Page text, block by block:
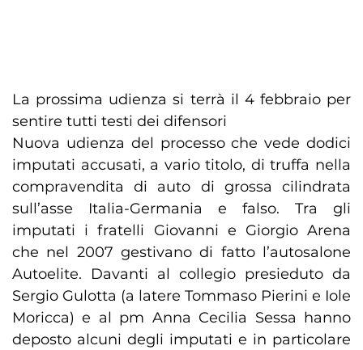
La prossima udienza si terrà il 4 febbraio per
sentire tutti testi dei difensori
Nuova udienza del processo che vede dodici
imputati accusati, a vario titolo, di truffa nella
compravendita di auto di grossa cilindrata
sull’asse Italia-Germania e falso. Tra gli
imputati i fratelli Giovanni e Giorgio Arena
che nel 2007 gestivano di fatto l’autosalone
Autoelite. Davanti al collegio presieduto da
Sergio Gulotta (a latere Tommaso Pierini e Iole
Moricca) e al pm Anna Cecilia Sessa hanno
deposto alcuni degli imputati e in particolare